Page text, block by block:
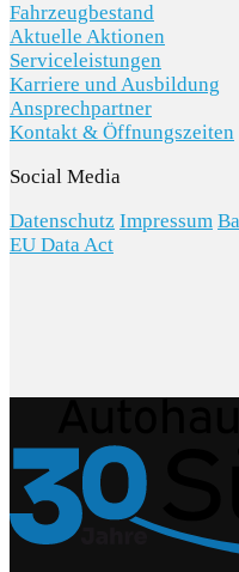
Fahrzeugbestand
Aktuelle Aktionen
Serviceleistungen
Karriere und Ausbildung
Ansprechpartner
Kontakt & Öffnungszeiten
Social Media
Datenschutz Impressum
EU Data Act